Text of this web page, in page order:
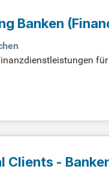
Banken
verstärkst du
(Basel
mit uns!
Clients -